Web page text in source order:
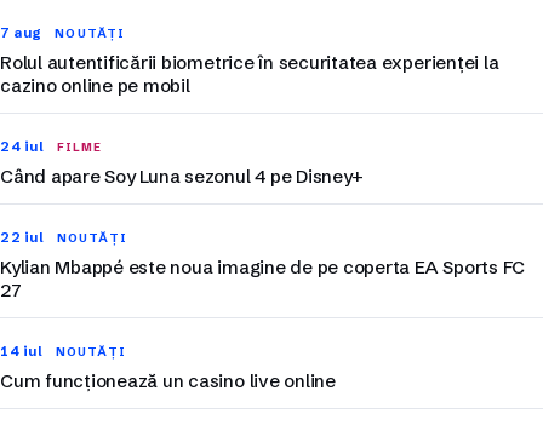
7 aug NOUTĂȚI
Rolul autentificării biometrice în securitatea experienței la
cazino online pe mobil
24 iul FILME
Când apare Soy Luna sezonul 4 pe Disney+
22 iul NOUTĂȚI
Kylian Mbappé este noua imagine de pe coperta EA Sports FC
27
14 iul NOUTĂȚI
Cum funcționează un casino live online